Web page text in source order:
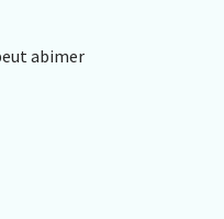
abimer